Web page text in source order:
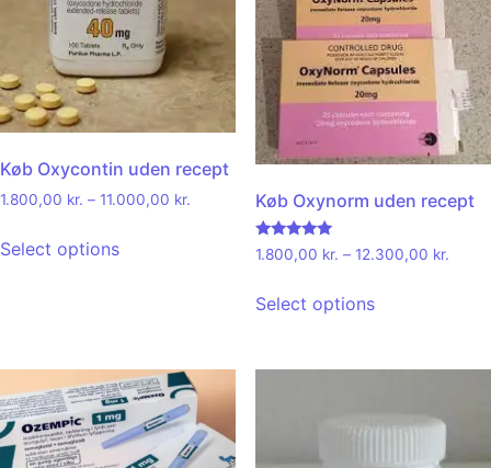
Køb Oxycontin uden recept
1.800,00 kr. – 11.000,00 kr.
Select options
Køb Oxynorm uden recept
Rated
5.00
1.800,00 kr. – 12.300,00 kr.
Select options